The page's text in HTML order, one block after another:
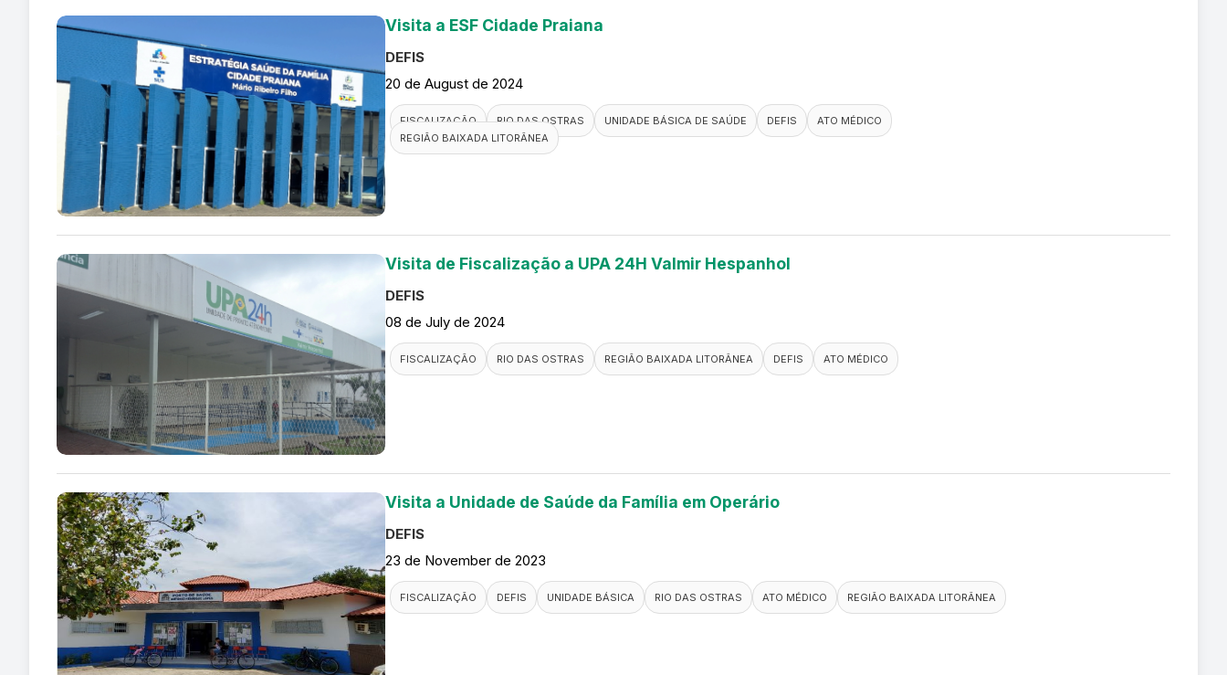
Visita a ESF Cidade Praiana
DEFIS
20 de August de 2024
FISCALIZAÇÃO RIO DAS OSTRAS UNIDADE BÁSICA DE SAÚDE DEFIS
ATO MÉDICO
REGIÃO BAIXADA LITORÂNEA
Visita de Fiscalização a UPA 24H Valmir Hespanhol
DEFIS
08 de July de 2024
FISCALIZAÇÃO RIO DAS OSTRAS REGIÃO BAIXADA LITORÂNEA DEFIS ATO MÉDICO
Visita a Unidade de Saúde da Família em Operário
DEFIS
23 de November de 2023
FISCALIZAÇÃO DEFIS UNIDADE BÁSICA RIO DAS OSTRAS ATO MÉDICO REGIÃO BAIXADA LITORÂNEA